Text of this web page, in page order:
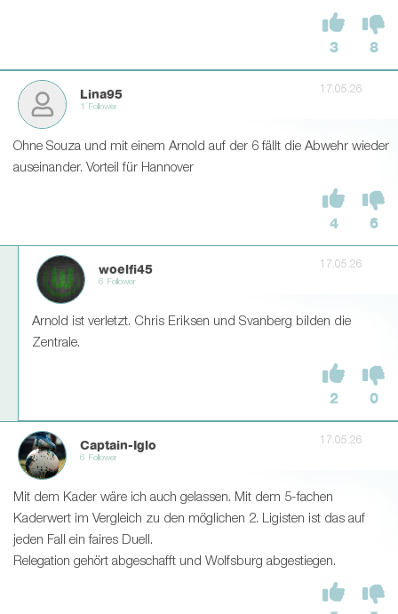
3 8
Lina95
1 Follower
17.05.26
Ohne Souza und mit einem Arnold auf der 6 fällt die Abwehr wieder
auseinander. Vorteil für Hannover
4 6
woelfi45
6 Follower
17.05.26
Arnold ist verletzt. Chris Eriksen und Svanberg bilden die
Zentrale.
2 0
Captain-Iglo
6 Follower
17.05.26
Mit dem Kader wäre ich auch gelassen. Mit dem 5-fachen
Kaderwert im Vergleich zu den möglichen 2. Ligisten ist das auf
jeden Fall ein faires Duell.
Relegation gehört abgeschafft und Wolfsburg abgestiegen.